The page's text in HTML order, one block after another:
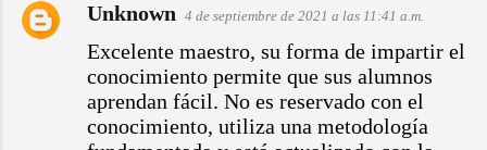
C
o
Unknown 4 de septiembre de 2021 a las 11:41 a.m.
Excelente maestro, su forma de impartir el
conocimiento permite que sus alumnos
aprendan fácil. No es reservado con el
conocimiento, utiliza una metodología